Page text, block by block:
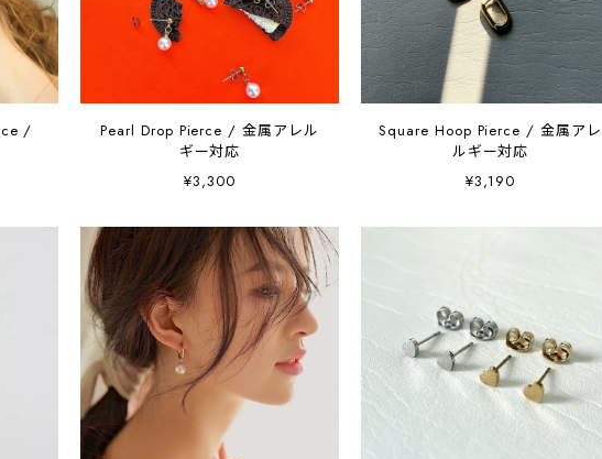
/
Pearl Drop Pierce / 金属アレル
ギー対応
¥3,300
Square Hoop Pierce / 金属アレ
ルギー対応
¥3,190